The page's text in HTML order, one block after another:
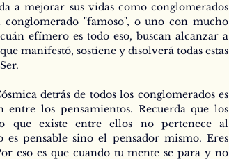
a mejorar sus vidas como conglomerados
"famoso", o uno con mucho
efímero es todo eso, buscan alcanzar a
manifestó, sostiene y disolverá todas estas
detrás de todos los conglomerados es
los pensamientos. Recuerda que los
que existe entre ellos no pertenece al
pensable sino el pensador mismo. Eres
eso es que cuando tu mente se para y no